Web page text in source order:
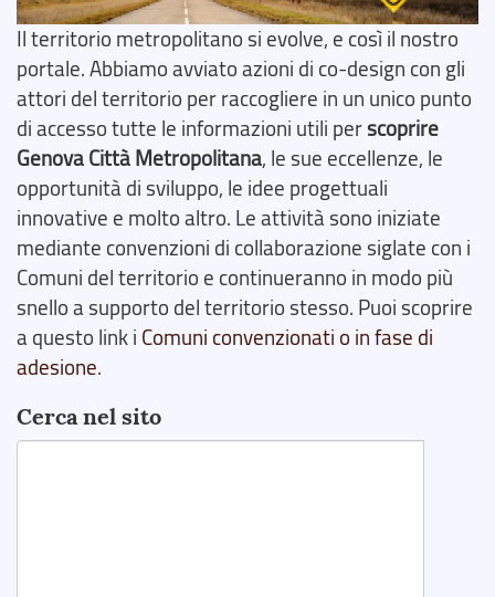
Il territorio metropolitano si evolve, e così il nostro
portale. Abbiamo avviato azioni di co-design con gli
attori del territorio per raccogliere in un unico punto
di accesso tutte le informazioni utili perscoprire
Genova Città Metropolitana, le sue eccellenze, le
opportunità di sviluppo, le idee progettuali
innovative e molto altro. Le attività sono iniziate
mediante convenzioni di collaborazione siglate con i
Comuni del territorio e continueranno in modo più
snello a supporto del territorio stesso. Puoi scoprire
a questo link i Comuni convenzionati o in fase di
adesione.
Cerca nel sito